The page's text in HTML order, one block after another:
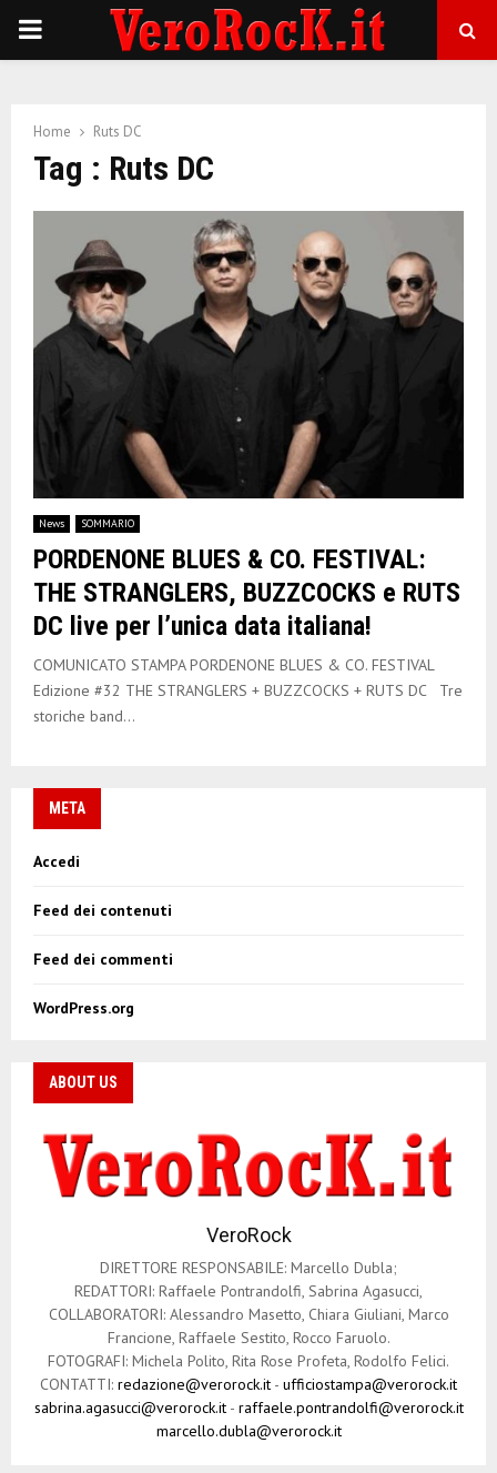
P
M
N
U
Home Ruts DC
Tag : Ruts DC
News SOMMARIO
PORDENONE BLUES & CO. FESTIVAL:
THE STRANGLERS, BUZZCOCKS e RUTS
DC live per l’unica data italiana!
COMUNICATO STAMPA PORDENONE BLUES & CO. FESTIVAL
Edizione #32 THE STRANGLERS + BUZZCOCKS + RUTS DC Tre
storiche band...
META
Accedi
Feed dei contenuti
Feed dei commenti
WordPress.org
ABOUT US
VeroRock
DIRETTORE RESPONSABILE: Marcello Dubla;
REDATTORI: Raffaele Pontrandolfi, Sabrina Agasucci,
COLLABORATORI: Alessandro Masetto, Chiara Giuliani, Marco
Francione, Raffaele Sestito, Rocco Faruolo.
FOTOGRAFI: Michela Polito, Rita Rose Profeta, Rodolfo Felici.
CONTATTI: redazione@verorock.it - ufficiostampa@verorock.it
sabrina.agasucci@verorock.it- raffaele.pontrandolfi@verorock.it
marcello.dubla@verorock.it